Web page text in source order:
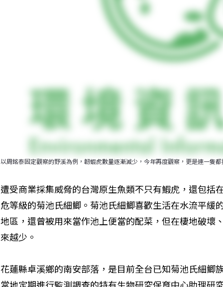
以周銘泰固定觀察的野溪為例，韌蝦虎數量逐漸減少，今年再度觀察，更是連一隻都
遭受商業採集威脅的台灣原生魚類不只有鰕虎，還包括
危等級的菊池氏細鯽。菊池氏細鯽喜歡生活在水流平緩
地區，還曾被用來當作池上便當的配菜，但在棲地破壞
來越少。
花蓮縣卓溪鄉的南安部落，是目前全台已知菊池氏細鯽